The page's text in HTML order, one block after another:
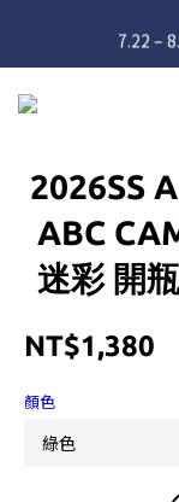
7.22 –
新加入會員享有
2026SS
ABC
迷彩 開
NT$1,380
顏色